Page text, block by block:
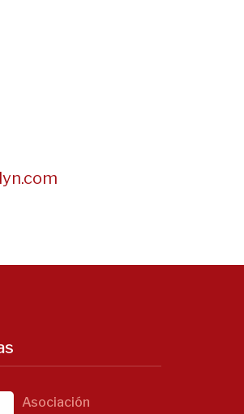
Asociación